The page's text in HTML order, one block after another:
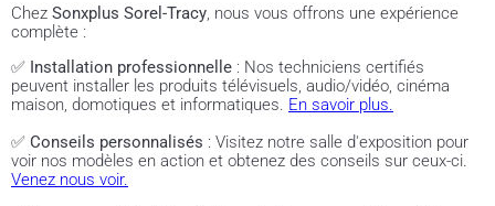
Chez Sonxplus Sorel-Tracy, nous vous offrons une expérience
complète :
✅ Installation professionnelle : Nos techniciens certifiés
peuvent installer les produits télévisuels, audio/vidéo, cinéma
maison, domotiques et informatiques. En savoir plus.
✅ Conseils personnalisés : Visitez notre salle d'exposition pour
voir nos modèles en action et obtenez des conseils sur ceux-ci.
Venez nous voir.